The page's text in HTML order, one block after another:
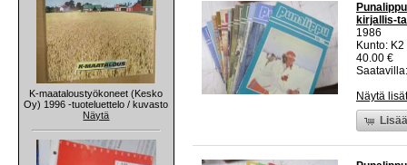
K-maataloustyökoneet (Kesko
Oy) 1996 -tuoteluettelo / kuvasto
Näytä
kirjallis-
1986
Kunto:
40.00 €
Näytä